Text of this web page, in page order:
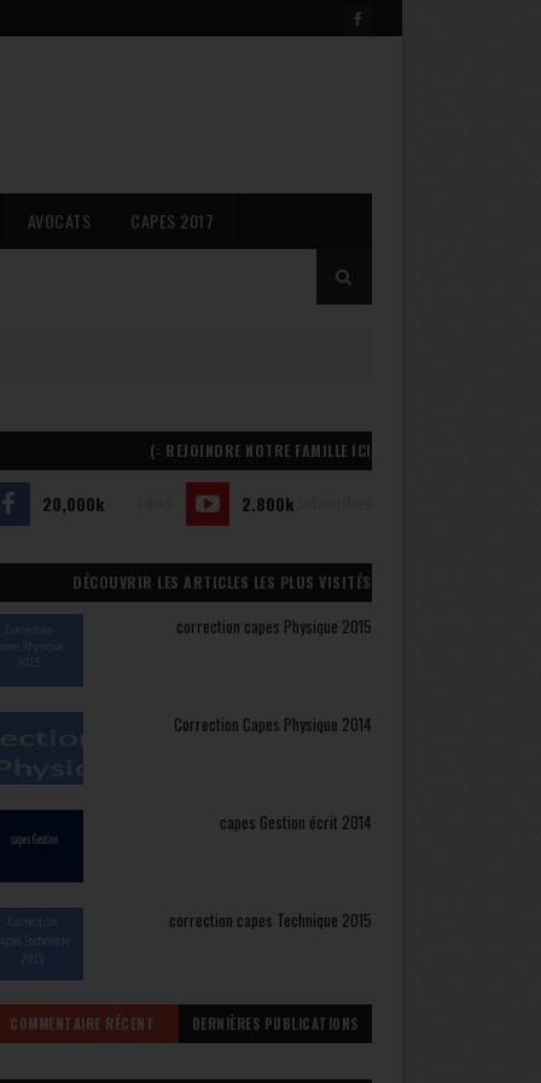
AVOCATS CAPES 2017
REJOINDRE NOTRE FAMILLE ICI :)
20,000k 2.800k
DÉCOUVRIR LES ARTICLES LES PLUS VISITÉS
correction capes Physique 2015
Correction Capes Physique 2014
capes Gestion écrit 2014
correction capes Technique 2015
COMMENTAIRE RÉCENT
DERNIÈRES PUBLICATIONS